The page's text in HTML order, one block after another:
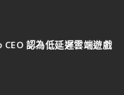
認為低延遲雲端遊戲